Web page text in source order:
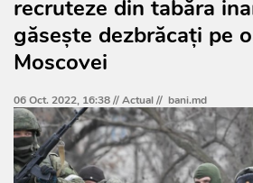
recruteze din tabăra
găseşte dezbrăcaţi pe
Moscovei
06 Oct. 2022, 16:38 //Actual// bani.md